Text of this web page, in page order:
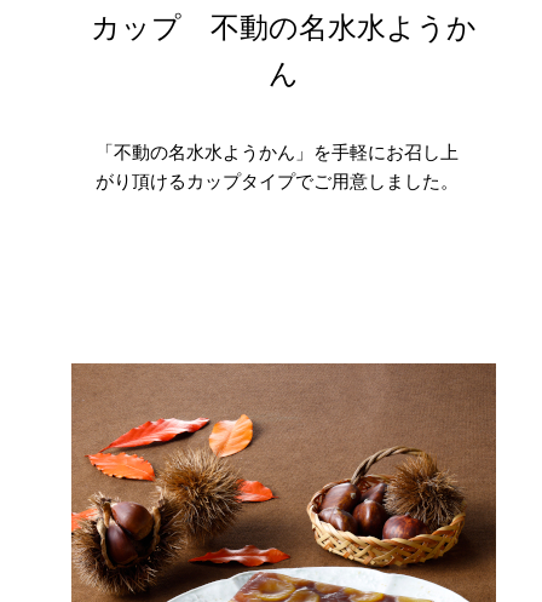
カップ 不動の名水水ようか
ん
「不動の名水水ようかん」を手軽にお召し上
がり頂けるカップタイプでご用意しました。